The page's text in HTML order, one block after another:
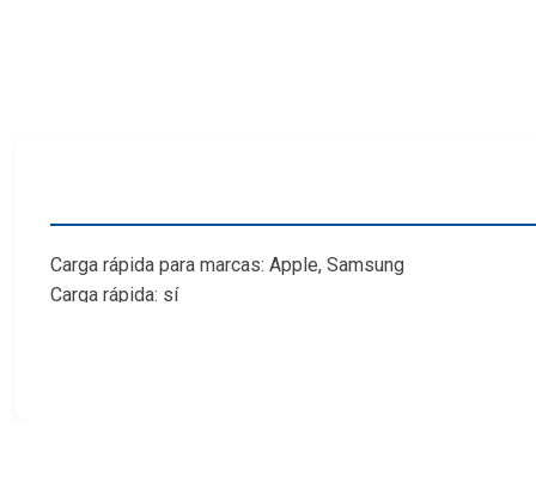
Carga rápida para marcas: Apple, Samsung
Carga rápida: sí